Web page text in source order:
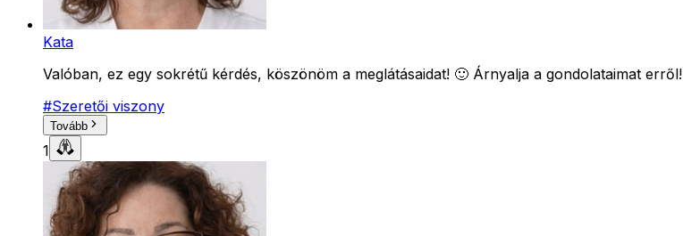
Kata
Valóban, ez egy sokrétű kérdés, köszönöm a meglátásaidat! 🙂 Árnyalja a gondolataimat erről!
#Szeretői viszony
Tovább
1